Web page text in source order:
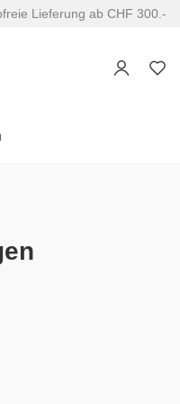
Lieferung ab CHF 300.-